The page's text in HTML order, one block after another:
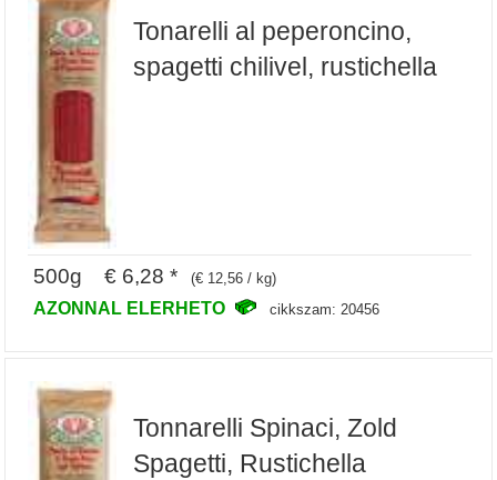
Tonarelli al peperoncino,
spagetti chilivel, rustichella
500g € 6,28 * (€ 12,56 / kg)
AZONNAL ELERHETO cikkszam: 20456
Tonnarelli Spinaci, Zold
Spagetti, Rustichella